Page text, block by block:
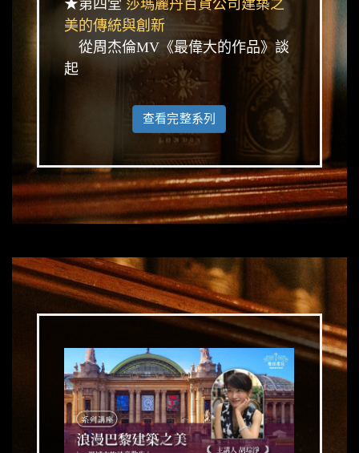
★第四堂 莎瑪麗丹百貨公司建築之
美的傳統與創新
從周杰倫MV《最偉大的作品》談
起
查看完整系列